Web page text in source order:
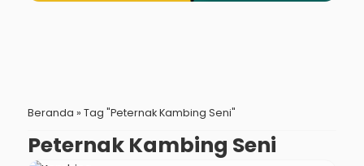
Beranda » Tag "Peternak Kambing Seni"
Peternak Kambing Seni